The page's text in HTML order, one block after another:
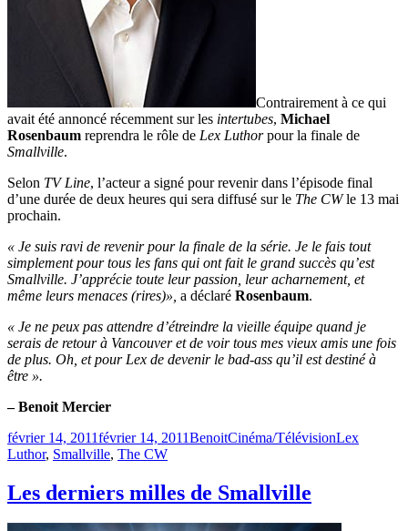
Contrairement à ce qui
avait été annoncé récemment sur les intertubes, Michael
Rosenbaum reprendra le rôle de Lex Luthorpour la finale de
Smallville.
Selon TV Line, l’acteur a signé pour revenir dans l’épisode final
d’une durée de deux heures qui sera diffusé sur le The CWle 13 mai
prochain.
« Je suis ravi de revenir pour la finale de la série. Je le fais tout
simplement pour tous les fans qui ont fait le grand succès qu’est
Smallville. J’apprécie toute leur passion, leur acharnement, et
même leurs menaces (rires)», a déclaré Rosenbaum.
« Je ne peux pas attendre d’étreindre la vieille équipe quand je
serais de retour à Vancouver et de voir tous mes vieux amis une fois
de plus. Oh, et pour Lex de devenir le bad-ass qu’il est destiné à
être ».
– Benoit Mercier
Publié
le
février 14, 2011février 14, 2011BenoitCatégories
Cinéma/TélévisionÉtiquettes
Lex
Luthor, Smallville, The CW
Les derniers milles de Smallville